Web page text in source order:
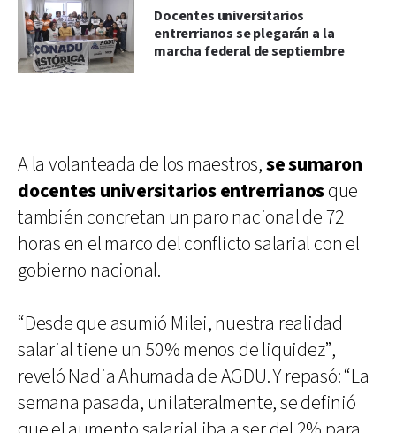
Docentes universitarios
entrerrianos se plegarán a la
marcha federal de septiembre
A la volanteada de los maestros,se sumaron
docentes universitarios entrerrianosque
también concretan un paro nacional de 72
horas en el marco del conflicto salarial con el
gobierno nacional.
“Desde que asumió Milei, nuestra realidad
salarial tiene un 50% menos de liquidez”,
reveló Nadia Ahumada de AGDU. Y repasó: “La
semana pasada, unilateralmente, se definió